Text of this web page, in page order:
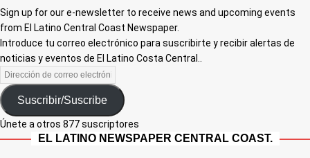
Sign up for our e-newsletter to receive news and upcoming events
from El Latino Central Coast Newspaper.
Introduce tu correo electrónico para suscribirte y recibir alertas de
noticias y eventos de El Latino Costa Central..
Suscribir/Suscribe
Únete a otros 877 suscriptores
EL LATINO NEWSPAPER CENTRAL COAST.